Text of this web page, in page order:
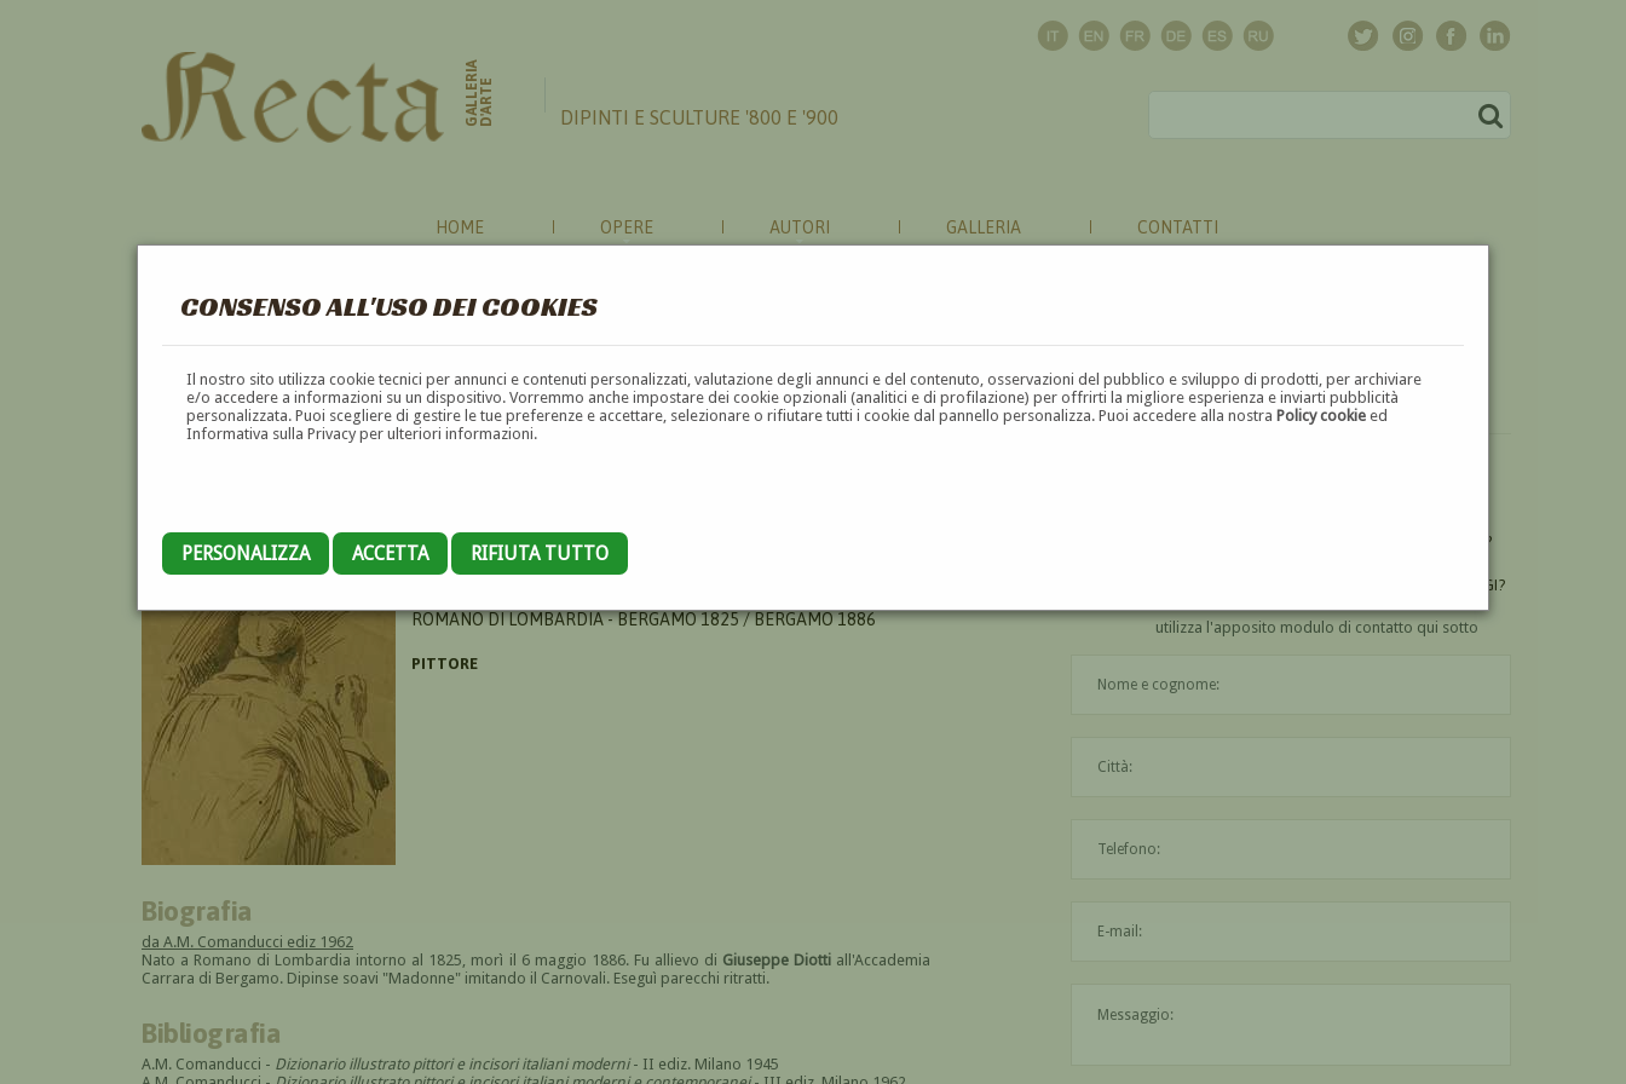
CONSENSO ALL'USO DEI COOKIES
Il nostro sito utilizza cookie tecnici per annunci e contenuti personalizzati, valutazione degli annunci e del contenuto, osservazioni del pubblico e sviluppo di prodotti, per archiviare
e/o accedere a informazioni su un dispositivo. Vorremmo anche impostare dei cookie opzionali (analitici e di profilazione) per offrirti la migliore esperienza e inviarti pubblicità
personalizzata. Puoi scegliere di gestire le tue preferenze e accettare, selezionare o rifiutare tutti i cookie dal pannello personalizza. Puoi accedere alla nostraPolicy cookie ed
Informativa sulla Privacy per ulteriori informazioni.
PERSONALIZZA ACCETTA RIFIUTA TUTTO
GALLERIAD'ARTE DIPINTI E SCULTURE '800 E '900
HOME OPERE AUTORI GALLERIA CONTATTI
GIUSEPPE GIORGI
ROMANO DI LOMBARDIA - BERGAMO 1825 / BERGAMO 1886
PITTORE
Biografia
da A.M. Comanducci ediz 1962
Nato a Romano di Lombardia intorno al 1825, morì il 6 maggio 1886. Fu allievo di Giuseppe Diottiall'Accademia
Carrara di Bergamo. Dipinse soavi "Madonne" imitando il Carnovali. Eseguì parecchi ritratti.
Bibliografia
A.M. Comanducci - Dizionario illustrato pittori e incisori italiani moderni- II ediz. Milano 1945
UN'OPERA DI GIUSEPPE GIORGI?
UN'OPERA DI GIUSEPPE GIORGI?
utilizza l'apposito modulo di contatto qui sotto